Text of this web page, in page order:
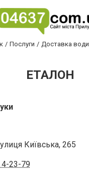
Послуги Доставка води
ETAЛОН
Київська, 265
23-79